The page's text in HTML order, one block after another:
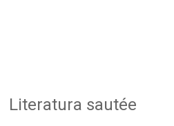
Literatura sautée